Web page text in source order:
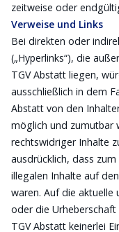
zeitweise oder
Verweise und Links
Bei direkten oder
(„Hyperlinks“), die
TGV Abstatt liegen,
ausschließlich in dem
Abstatt von den
möglich und zumutbar
rechtswidriger Inhalte
ausdrücklich, dass
illegalen Inhalte auf
waren. Auf die aktuelle
oder die
TGV Abstatt keinerlei